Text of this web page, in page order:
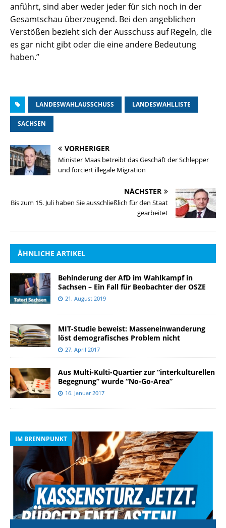
anführt, sind aber weder jeder für sich noch in der
Gesamtschau überzeugend. Bei den angeblichen
Verstößen bezieht sich der Ausschuss auf Regeln, die
es gar nicht gibt oder die eine andere Bedeutung
haben.”
LANDESWAHLAUSSCHUSS LANDESWAHLLISTE
SACHSEN
VORHERIGER
Minister Maas betreibt das Geschäft der Schlepper
und forciert illegale Migration
NÄCHSTER
Bis zum 15. Juli haben Sie ausschließlich für den Staat
gearbeitet
ÄHNLICHE ARTIKEL
Behinderung der AfD im Wahlkampf in
Sachsen – Ein Fall für Beobachter der OSZE
21. August 2019
MIT-Studie beweist: Masseneinwanderung
löst demografisches Problem nicht
27. April 2017
Aus Multi-Kulti-Quartier zur “interkulturellen
Begegnung” wurde “No-Go-Area”
16. Januar 2017
IM BRENNPUNKT